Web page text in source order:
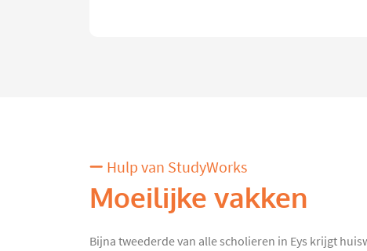
Hulp van StudyWorks
Moeilijke vakken
Bijna tweederde van alle scholieren in Eys krijgt